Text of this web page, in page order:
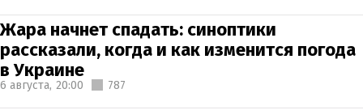
Жара начнет спадать: синоптики
рассказали, когда и как изменится погода
в Украине
6 августа, 20:00 787